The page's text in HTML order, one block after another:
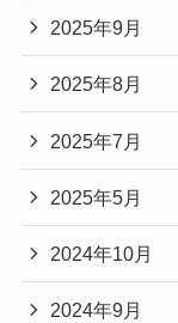
2025年9月
2025年8月
2025年7月
2025年5月
2024年10月
2024年9月